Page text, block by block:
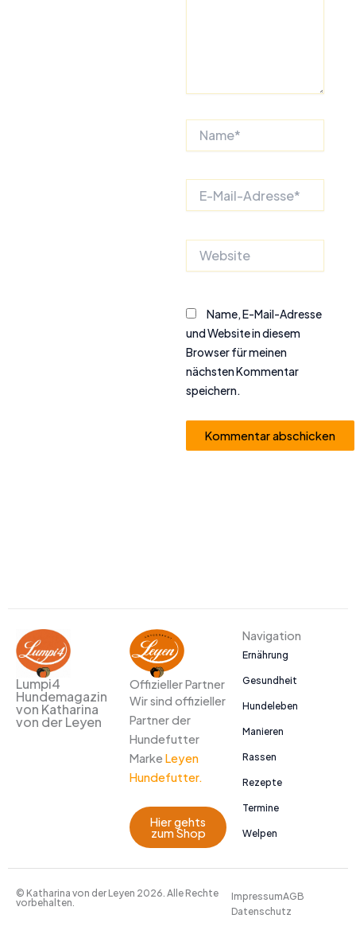
Mail-
Name, E-Mail-Adresse
und Website in diesem
Browser für meinen
nächsten Kommentar
speichern.
Lumpi4
Hundemagazin
von Katharina
von der Leyen
Offizieller Partner
Wir sind offizieller
Partner der
Hundefutter
Marke Leyen
Hundefutter.
Hier gehts
zum Shop
Navigation
Ernährung
Gesundheit
Hundeleben
Manieren
Rassen
Rezepte
Termine
Welpen
© Katharina von der Leyen 2026. Alle Rechte
vorbehalten.
ImpressumAGB
Datenschutz